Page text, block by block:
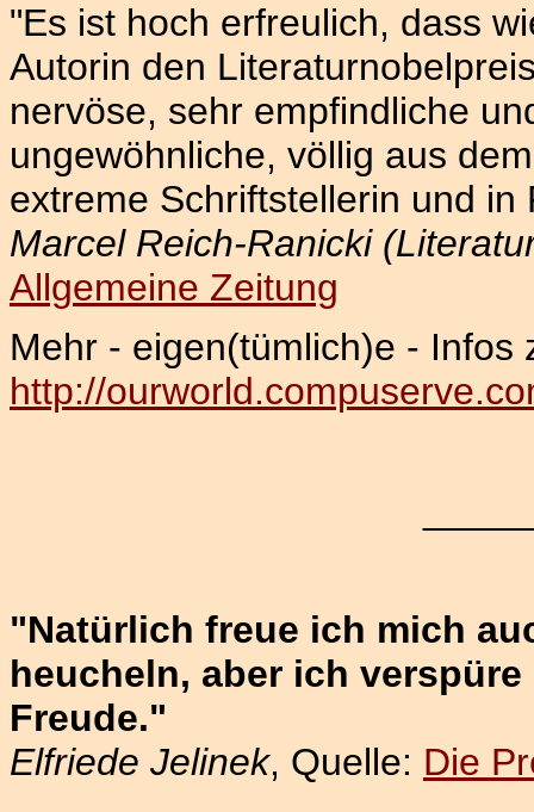
"Es ist hoch erfreulich, dass
Autorin den
nervöse, sehr empfindliche
ungewöhnliche, völlig aus
extreme Schriftstellerin und
Marcel Reich-Ranicki
Allgemeine Zeitung
Mehr - eigen(tümlich)e - Infos
http://
"Natürlich freue ich mich
heucheln, aber ich
Freude."
Elfriede Jelinek, Quelle: Die